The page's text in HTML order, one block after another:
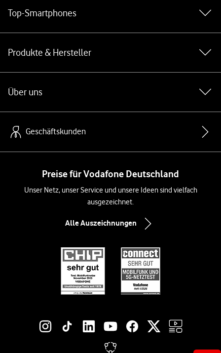
Top-Smartphones
Produkte & Hersteller
Über uns
Geschäftskunden
Preise für Vodafone Deutschland
Unser Netz, unser Service und unsere Ideen sind vielfach
ausgezeichnet.
Alle Auszeichnungen
Social-Media-Links